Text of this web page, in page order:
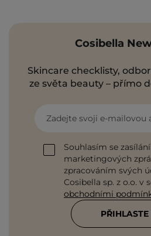
Cosibella
Skincare checklisty,
ze světa beauty – přímo
Zadejte svoji e-mailovou
Souhlasím se
marketingových
zpracováním svých
Cosibella sp. z o.o. v
obchodními
PŘIHLASTE